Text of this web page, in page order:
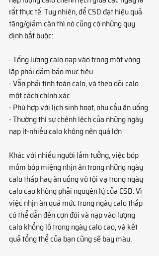
rất thực tế. Tuy nhiên, để CSD đạt hiệu quả
tăng/giảm cân thì nó cũng có những quy
định bắt buộc:
- Tổng lượng calo nạp vào trong một vòng
lặp phải đảm bảo mục tiêu
- Vẫn phải tính toán calo, và theo dõi calo
một cách chính xác
- Phù hợp với lịch sinh hoạt, nhu cầu ăn uống
- Thường thì sự chênh lệch của những ngày
nạp ít-nhiều calo không nên quá lớn
Khác với nhiều người lầm tưởng, việc bóp
mồm bóp miệng nhịn ăn trong những ngày
calo thấp hay ăn uống vô tội vạ trong ngày
calo cao không phải nguyên lý của CSD. Vì
việc nhịn ăn quá mức trong ngày calo thấp
có thể dẫn đến cơn đói và nạp vào lượng
calo khổng lồ trong ngày calo cao, và kết
quả tổng thể của bạn cũng sẽ bay màu.